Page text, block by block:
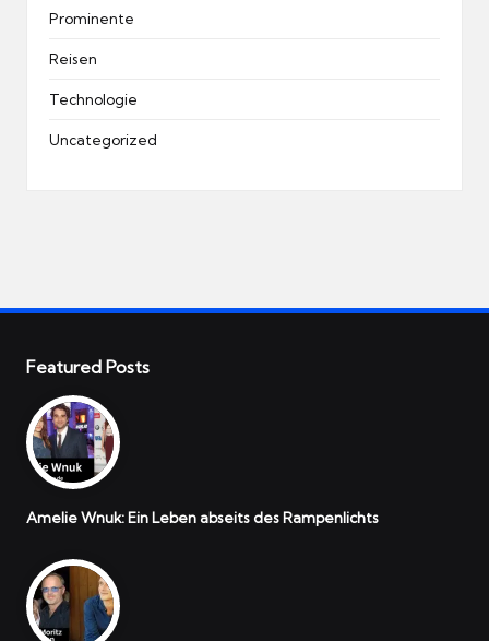
Prominente
Reisen
Technologie
Uncategorized
Featured Posts
Amelie Wnuk: Ein Leben abseits des Rampenlichts